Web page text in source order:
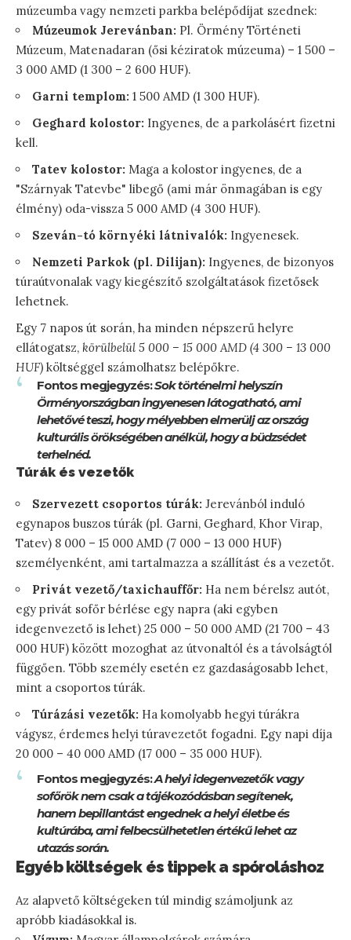
múzeumba vagy nemzeti parkba belépődíjat szednek:
Múzeumok Jerevánban: Pl. Örmény Történeti
Múzeum, Matenadaran (ősi kéziratok múzeuma) – 1 500 –
3 000 AMD (1 300 – 2 600 HUF).
Garni templom: 1 500 AMD (1 300 HUF).
Geghard kolostor: Ingyenes, de a parkolásért fizetni
kell.
Tatev kolostor: Maga a kolostor ingyenes, de a
"Szárnyak Tatevbe" libegő (ami már önmagában is egy
élmény) oda-vissza 5 000 AMD (4 300 HUF).
Szeván-tó környéki látnivalók: Ingyenesek.
Nemzeti Parkok (pl. Dilijan): Ingyenes, de bizonyos
túraútvonalak vagy kiegészítő szolgáltatások fizetősek
lehetnek.
Egy 7 napos út során, ha minden népszerű helyre
ellátogatsz, körülbelül 5 000 – 15 000 AMD (4 300 – 13 000
HUF) költséggel számolhatsz belépőkre.
Fontos megjegyzés:Sok történelmi helyszín
Örményországban ingyenesen látogatható, ami
lehetővé teszi, hogy mélyebben elmerülj az ország
kulturális örökségében anélkül, hogy a büdzsédet
terhelnéd.
Túrák és vezetők
Szervezett csoportos túrák: Jerevánból induló
egynapos buszos túrák (pl. Garni, Geghard, Khor Virap,
Tatev) 8 000 – 15 000 AMD (7 000 – 13 000 HUF)
személyenként, ami tartalmazza a szállítást és a vezetőt.
Privát vezető/taxichauffőr: Ha nem bérelsz autót,
egy privát sofőr bérlése egy napra (aki egyben
idegenvezető is lehet) 25 000 – 50 000 AMD (21 700 – 43
000 HUF) között mozoghat az útvonaltól és a távolságtól
függően. Több személy esetén ez gazdaságosabb lehet,
mint a csoportos túrák.
Túrázási vezetők: Ha komolyabb hegyi túrákra
vágysz, érdemes helyi túravezetőt fogadni. Egy napi díja
20 000 – 40 000 AMD (17 000 – 35 000 HUF).
Fontos megjegyzés:A helyi idegenvezetők vagy
sofőrök nem csak a tájékozódásban segítenek,
hanem bepillantást engednek a helyi életbe és
kultúrába, ami felbecsülhetetlen értékű lehet az
utazás során.
Egyéb költségek és tippek a spóroláshoz
Az alapvető költségeken túl mindig számoljunk az
apróbb kiadásokkal is.